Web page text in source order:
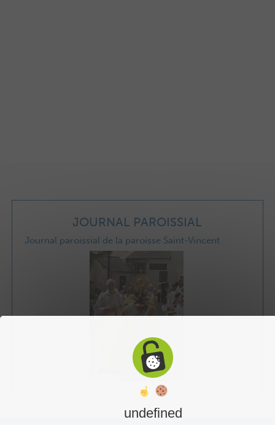
JOURNAL PAROISSIAL
Journal paroissial de la paroisse Saint-Vincent
undefined